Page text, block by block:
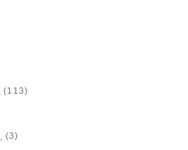
(113)
(3)